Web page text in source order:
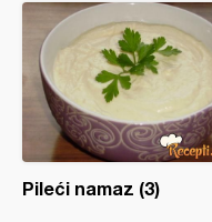
Pileći namaz (3)